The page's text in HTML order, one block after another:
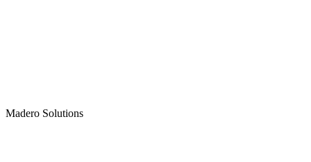
Madero Solutions